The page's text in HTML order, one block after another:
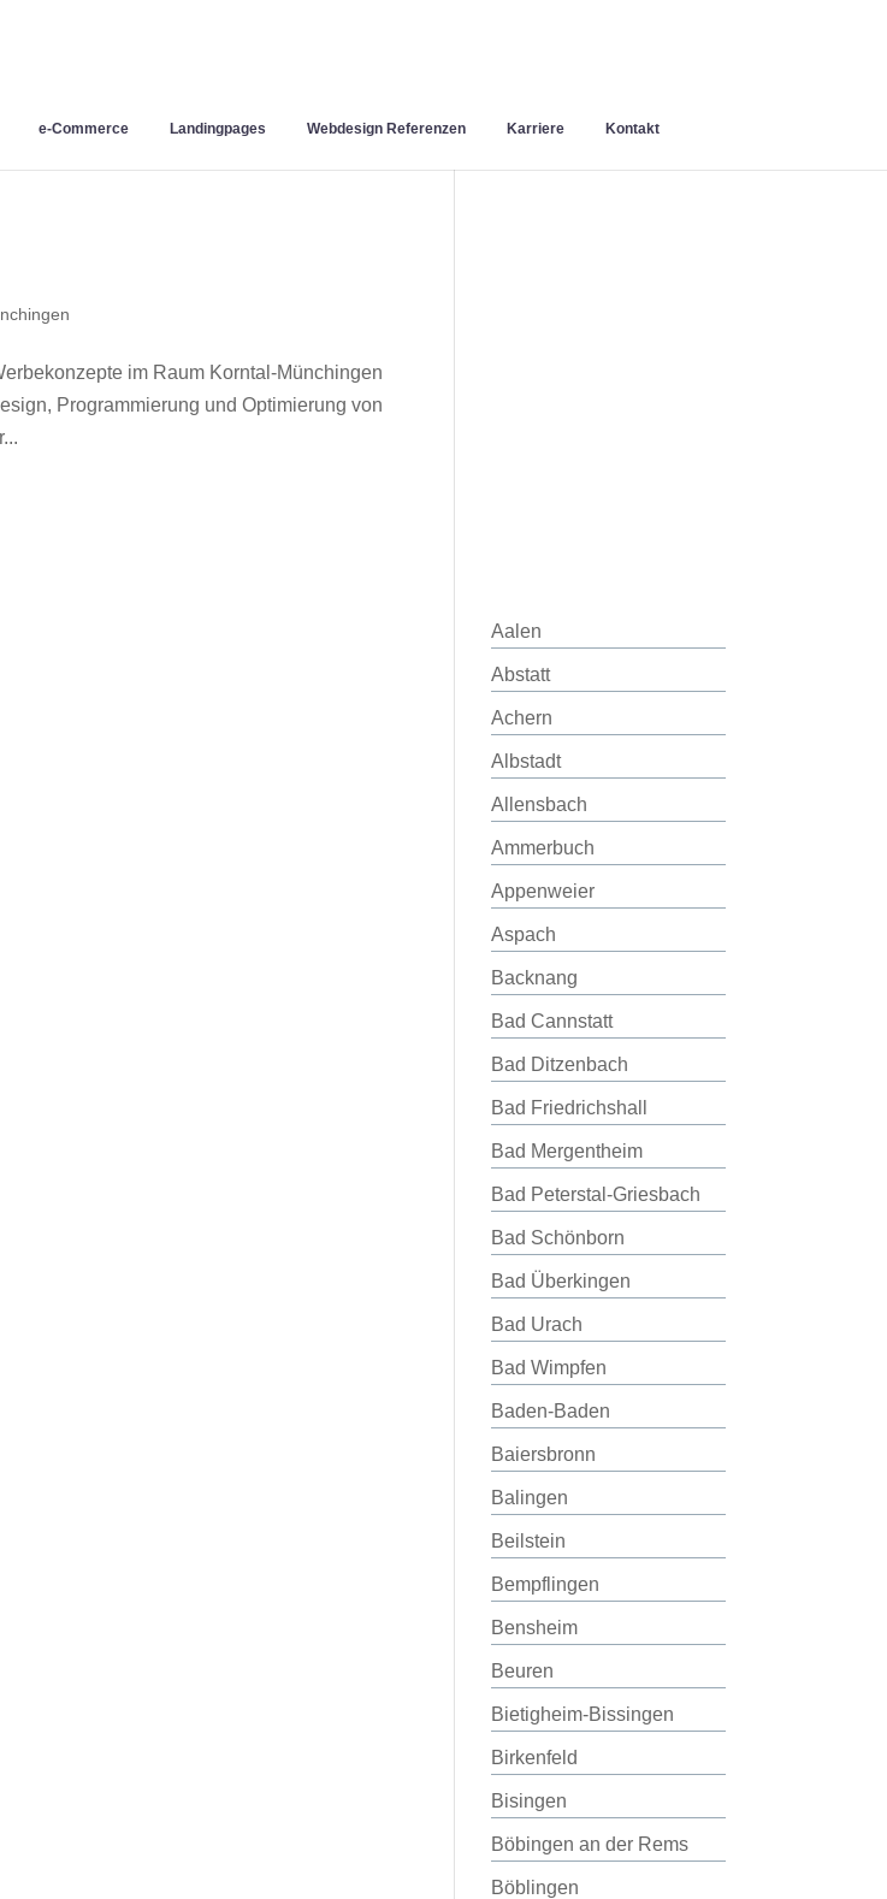
e-Commerce Landingpages Webdesign Referenzen Karriere Kontakt
im Raum Korntal-Münchingen
Programmierung und Optimierung von
Aalen
Abstatt
Achern
Albstadt
Allensbach
Ammerbuch
Appenweier
Aspach
Backnang
Bad Cannstatt
Bad Ditzenbach
Bad Friedrichshall
Bad Mergentheim
Bad Peterstal-Griesbach
Bad Schönborn
Bad Überkingen
Bad Urach
Bad Wimpfen
Baden-Baden
Baiersbronn
Balingen
Beilstein
Bempflingen
Bensheim
Beuren
Bietigheim-Bissingen
Birkenfeld
Bisingen
Böbingen an der Rems
Böblingen